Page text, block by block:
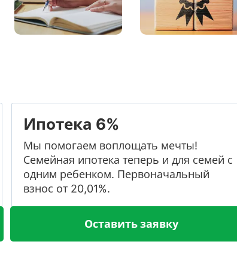
Ипотека 6%
Мы помогаем воплощать мечты!
Семейная ипотека теперь и для семей с
одним ребенком. Первоначальный
взнос от 20,01%.
Оставить заявку